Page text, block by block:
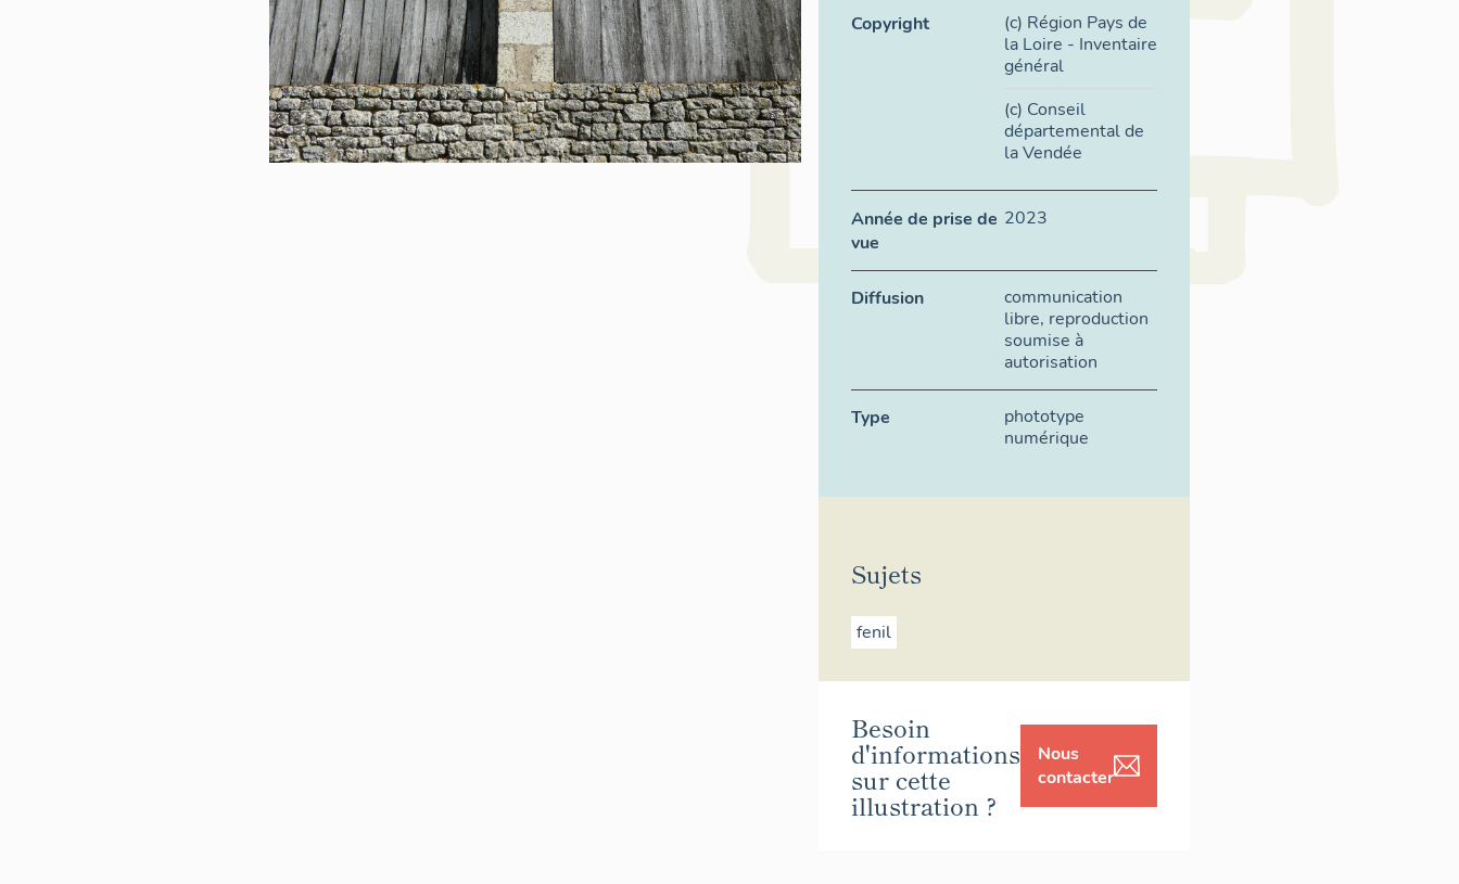
Copyright
(c) Région Pays de
la Loire - Inventaire
général
(c) Conseil
départemental de
la Vendée
Année de prise de
vue
2023
Diffusion
communication
libre, reproduction
soumise à
autorisation
Type
phototype
numérique
Sujets
fenil
Besoin
d'informations
sur cette
illustration ?
Nous
contacter